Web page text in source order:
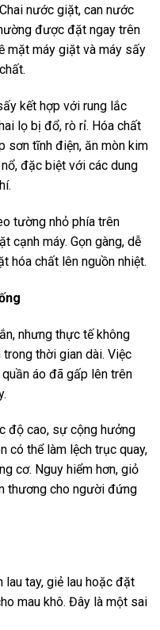
nước giặt, can nước
được đặt ngay trên
mặt máy giặt và máy sấy
kết hợp với rung lắc
lọ bị đổ, rò rỉ. Hóa chất
sơn tĩnh điện, ăn mòn kim
đặc biệt với các dung
tường nhỏ phía trên
cạnh máy. Gọn gàng, dễ
hóa chất lên nguồn nhiệt.
nhưng thực tế không
thời gian dài. Việc
áo đã gấp lên trên
độ cao, sự cộng hưởng
có thể làm lệch trục quay,
cơ. Nguy hiểm hơn, giỏ
thương cho người đứng
lau tay, giẻ lau hoặc đặt
mau khô. Đây là một sai